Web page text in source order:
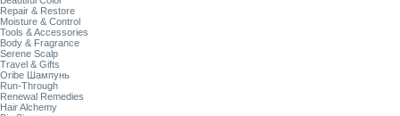
Repair & Restore
Moisture & Control
Tools & Accessories
Body & Fragrance
Serene Scalp
Travel & Gifts
Oribe Шампунь
Run-Through
Renewal Remedies
Hair Alchemy